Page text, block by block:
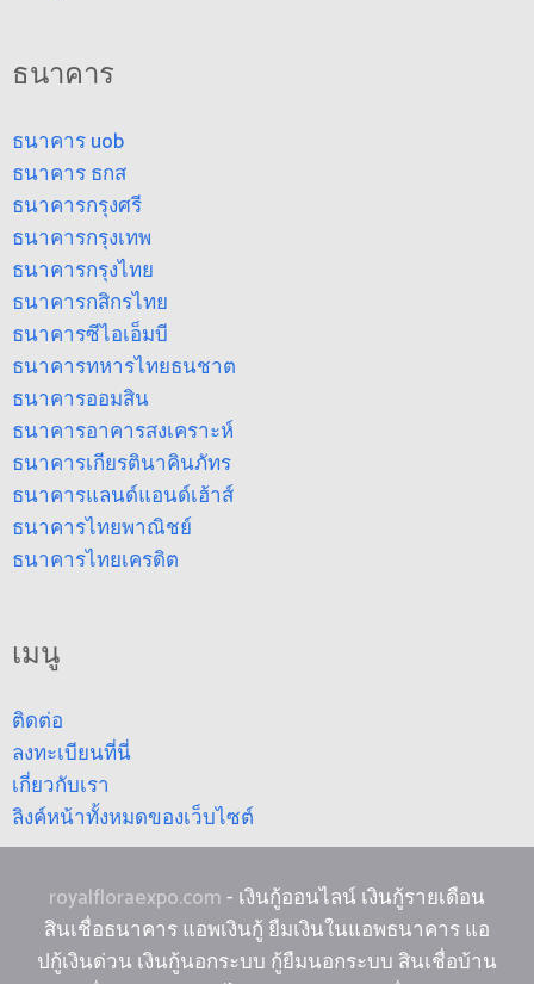
ธนาคาร
ธนาคาร uob
ธนาคาร ธกส
ธนาคารกรุงศรี
ธนาคารกรุงเทพ
ธนาคารกรุงไทย
ธนาคารกสิกรไทย
ธนาคารซีไอเอ็มบี
ธนาคารทหารไทยธนชาต
ธนาคารออมสิน
ธนาคารอาคารสงเคราะห์
ธนาคารเกียรตินาคินภัทร
ธนาคารแลนด์แอนด์เฮ้าส์
ธนาคารไทยพาณิชย์
ธนาคารไทยเครดิต
เมนู
ติดต่อ
ลงทะเบียนที่นี่
เกี่ยวกับเรา
ลิงค์หน้าทั้งหมดของเว็บไซต์
royalfloraexpo.com- เงินกู้ออนไลน์ เงินกู้รายเดือน
สินเชื่อธนาคาร แอพเงินกู้ ยืมเงินในแอพธนาคาร แอ
ปกู้เงินด่วน เงินกู้นอกระบบ กู้ยืมนอกระบบ สินเชื่อบ้าน